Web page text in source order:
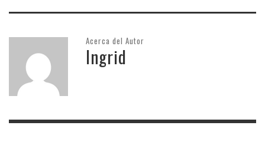
Acerca del Autor
Ingrid